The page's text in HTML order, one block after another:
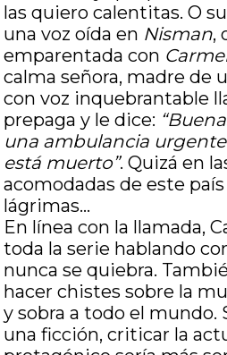
las quiero calentitas. O
una voz oída en Nisman,
emparentada con
calma señora, madre de
con voz inquebrantable
prepaga y le dice:
una ambulancia
está muerto”. Quizá en
acomodadas de este
lágrimas…
En línea con la llamada,
toda la serie hablando
nunca se quiebra.
hacer chistes sobre la
y sobra a todo el mundo.
una ficción, criticar la